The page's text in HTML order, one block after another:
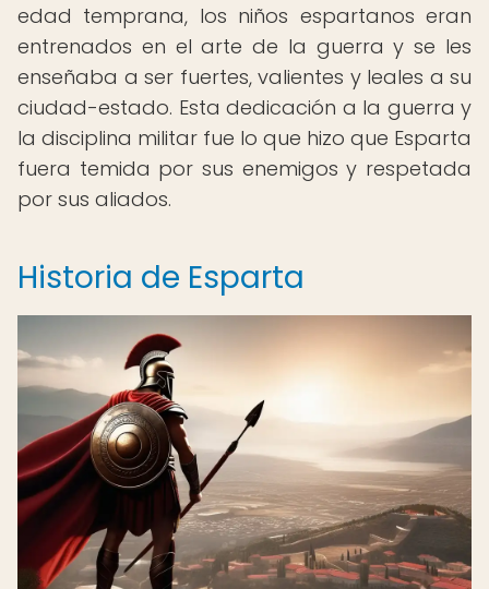
edad temprana, los niños espartanos eran
entrenados en el arte de la guerra y se les
enseñaba a ser fuertes, valientes y leales a su
ciudad-estado. Esta dedicación a la guerra y
la disciplina militar fue lo que hizo que Esparta
fuera temida por sus enemigos y respetada
por sus aliados.
Historia de Esparta